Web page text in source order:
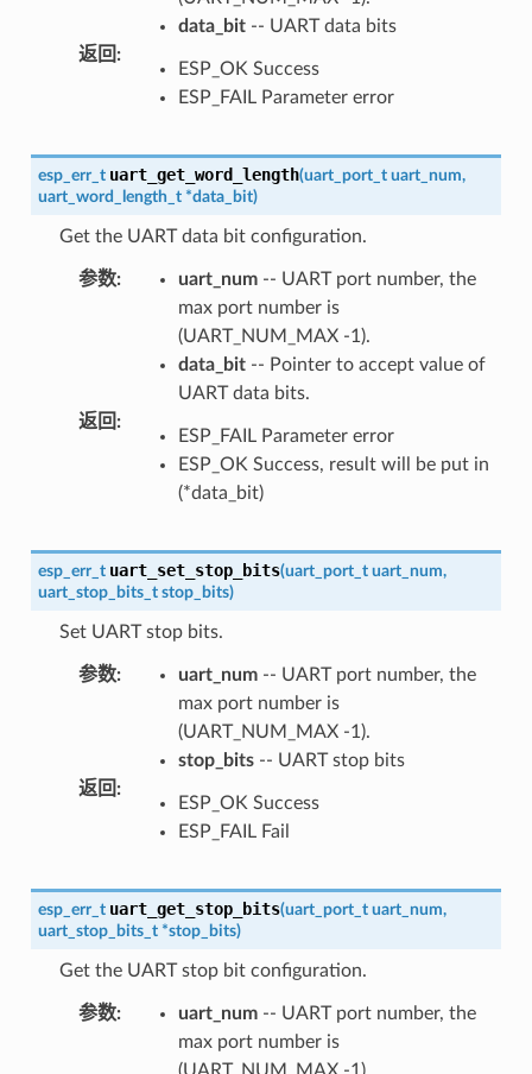
data_bit-- UART data bits
返回 :
ESP_OK Success
ESP_FAIL Parameter error
esp_err_t uart_get_word_length(uart_port_t uart_num,
uart_word_length_t *data_bit)
Get the UART data bit configuration.
参数: uart_num-- UART port number, the
max port number is
(UART_NUM_MAX -1).
data_bit-- Pointer to accept value of
UART data bits.
返回 :
ESP_FAIL Parameter error
ESP_OK Success, result will be put in
(*data_bit)
esp_err_t uart_set_stop_bits(uart_port_t uart_num,
uart_stop_bits_t stop_bits)
Set UART stop bits.
参数: uart_num-- UART port number, the
max port number is
(UART_NUM_MAX -1).
stop_bits-- UART stop bits
返回 :
ESP_OK Success
ESP_FAIL Fail
esp_err_t uart_get_stop_bits(uart_port_t uart_num,
uart_stop_bits_t *stop_bits)
Get the UART stop bit configuration.
参数: uart_num-- UART port number, the
max port number is